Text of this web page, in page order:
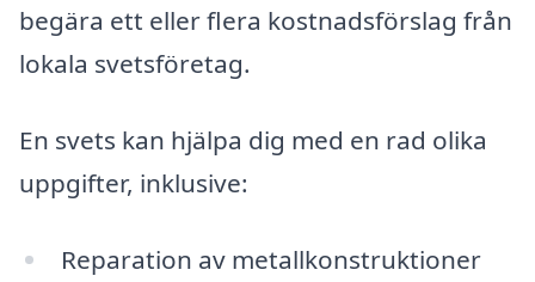
begära ett eller flera kostnadsförslag från
lokala svetsföretag.
En svets kan hjälpa dig med en rad olika
uppgifter, inklusive:
Reparation av metallkonstruktioner